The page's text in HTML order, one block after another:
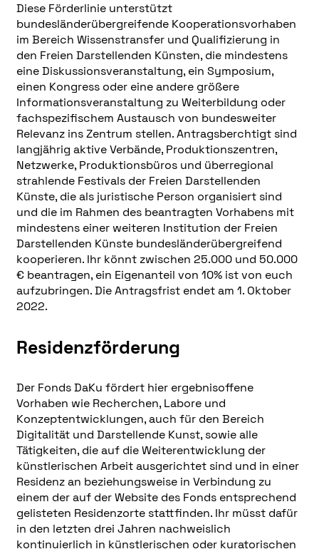
Diese Förderlinie unterstützt
bundesländerübergreifende Kooperationsvorhaben
im Bereich Wissenstransfer und Qualifizierung in
den Freien Darstellenden Künsten, die mindestens
eine Diskussionsveranstaltung, ein Symposium,
einen Kongress oder eine andere größere
Informationsveranstaltung zu Weiterbildung oder
fachspezifischem Austausch von bundesweiter
Relevanz ins Zentrum stellen. Antragsberchtigt sind
langjährig aktive Verbände, Produktionszentren,
Netzwerke, Produktionsbüros und überregional
strahlende Festivals der Freien Darstellenden
Künste, die als juristische Person organisiert sind
und die im Rahmen des beantragten Vorhabens mit
mindestens einer weiteren Institution der Freien
Darstellenden Künste bundesländerübergreifend
kooperieren. Ihr könnt zwischen 25.000 und 50.000
€ beantragen, ein Eigenanteil von 10% ist von euch
aufzubringen. Die Antragsfrist endet am 1. Oktober
2022.
Residenzförderung
Der Fonds DaKu fördert hier ergebnisoffene
Vorhaben wie Recherchen, Labore und
Konzeptentwicklungen, auch für den Bereich
Digitalität und Darstellende Kunst, sowie alle
Tätigkeiten, die auf die Weiterentwicklung der
künstlerischen Arbeit ausgerichtet sind und in einer
Residenz an beziehungsweise in Verbindung zu
einem der auf der Website des Fonds entsprechend
gelisteten Residenzorte stattfinden. Ihr müsst dafür
in den letzten drei Jahren nachweislich
kontinuierlich in künstlerischen oder kuratorischen